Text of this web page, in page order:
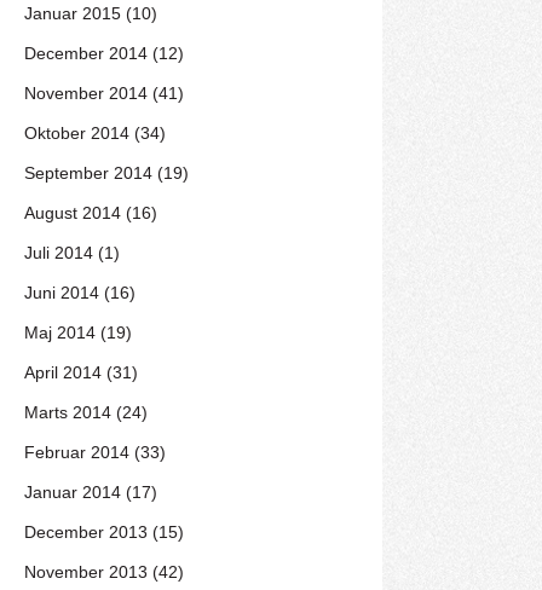
Januar 2015 (10)
December 2014 (12)
November 2014 (41)
Oktober 2014 (34)
September 2014 (19)
August 2014 (16)
Juli 2014 (1)
Juni 2014 (16)
Maj 2014 (19)
April 2014 (31)
Marts 2014 (24)
Februar 2014 (33)
Januar 2014 (17)
December 2013 (15)
November 2013 (42)